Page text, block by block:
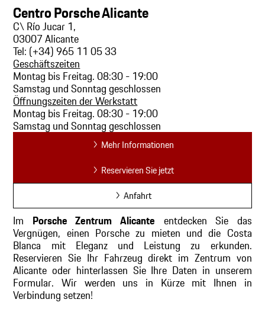
Centro Porsche Alicante
C\ Río Jucar 1,
03007 Alicante
Tel: (+34) 965 11 05 33
Geschäftszeiten
Montag bis Freitag. 08:30 - 19:00
Samstag und Sonntag geschlossen
Öffnungszeiten der Werkstatt
Montag bis Freitag. 08:30 - 19:00
Samstag und Sonntag geschlossen
Mehr Informationen
Reservieren Sie jetzt
Anfahrt
Im Porsche Zentrum Alicante entdecken Sie das
Vergnügen, einen Porsche zu mieten und die Costa
Blanca mit Eleganz und Leistung zu erkunden.
Reservieren Sie Ihr Fahrzeug direkt im Zentrum von
Alicante oder hinterlassen Sie Ihre Daten in unserem
Formular. Wir werden uns in Kürze mit Ihnen in
Verbindung setzen!